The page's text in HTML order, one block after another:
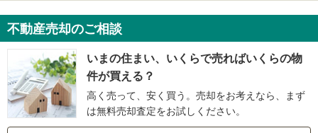
不動産売却のご相談
いまの住まい、いくらで売ればいくらの物
件が買える？
高く売って、安く買う。売却をお考えなら、まず
は無料売却査定をお試しください。